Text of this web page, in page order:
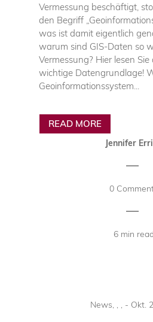
Vermessung beschäftigt,
den Begriff
was ist damit eigentlich
warum sind GIS-Daten so
Vermessung? Hier lesen
wichtige Datengrundlage!
Geoinformationssystem...
READ MORE
Jennifer
|
0
|
6 min read
News - Okt.